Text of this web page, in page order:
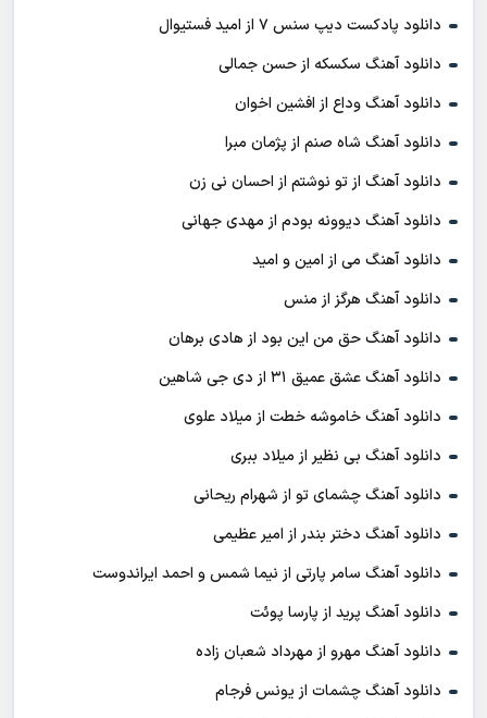
دانلود پادکست ديپ سنس ۷ از اميد فستيوال
دانلود آهنگ سکسکه از حسن جمالی
دانلود آهنگ وداع از افشين اخوان
دانلود آهنگ شاه صنم از پژمان مبرا
دانلود آهنگ از تو نوشتم از احسان نی زن
دانلود آهنگ دیوونه بودم از مهدی جهانی
دانلود آهنگ می از امین و امید
دانلود آهنگ هرگز از منس
دانلود آهنگ حق من این بود از هادی برهان
دانلود آهنگ عشق عمیق ۳۱ از دی جی شاهین
دانلود آهنگ خاموشه خطت از میلاد علوی
دانلود آهنگ بی نظیر از میلاد ببری
دانلود آهنگ چشمای تو از شهرام ریحانی
دانلود آهنگ دختر بندر از امیر عظیمی
دانلود آهنگ سامر پارتی از نیما شمس و احمد ایراندوست
دانلود آهنگ پرید از پارسا پوئت
دانلود آهنگ مهرو از مهرداد شعبان زاده
دانلود آهنگ چشمات از یونس فرجام